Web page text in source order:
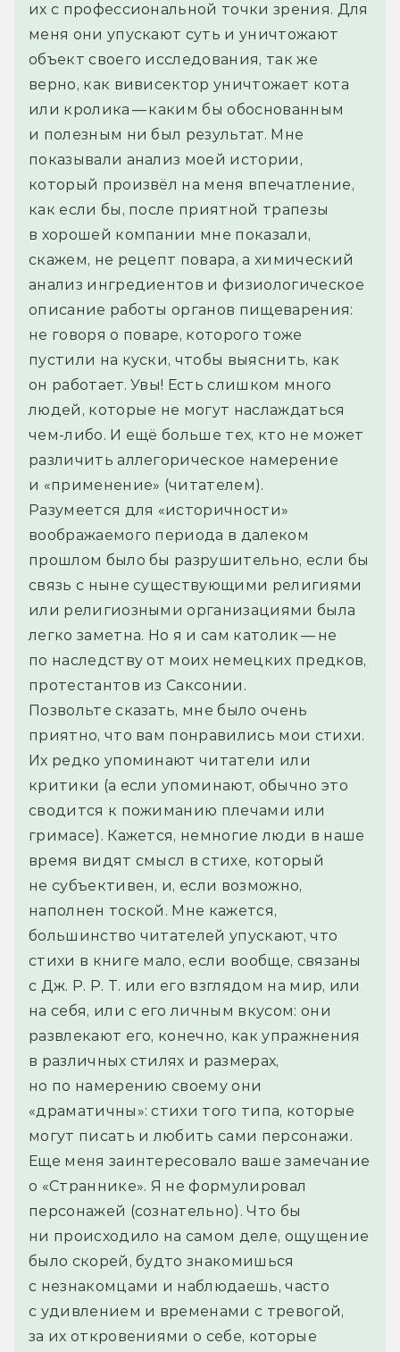
их с профессиональной точки зрения. Для
меня они упускают суть и уничтожают
объект своего исследования, так же
верно, как вивисектор уничтожает кота
или кролика — каким бы обоснованным
и полезным ни был результат. Мне
показывали анализ моей истории,
который произвёл на меня впечатление,
как если бы, после приятной трапезы
в хорошей компании мне показали,
скажем, не рецепт повара, а химический
анализ ингредиентов и физиологическое
описание работы органов пищеварения:
не говоря о поваре, которого тоже
пустили на куски, чтобы выяснить, как
он работает. Увы! Есть слишком много
людей, которые не могут наслаждаться
чем-либо. И ещё больше тех, кто не может
различить аллегорическое намерение
и «применение» (читателем).
Разумеется для «историчности»
воображаемого периода в далеком
прошлом было бы разрушительно, если бы
связь с ныне существующими религиями
или религиозными организациями была
легко заметна. Но я и сам католик — не
по наследству от моих немецких предков,
протестантов из Саксонии.
Позвольте сказать, мне было очень
приятно, что вам понравились мои стихи.
Их редко упоминают читатели или
критики (а если упоминают, обычно это
сводится к пожиманию плечами или
гримасе). Кажется, немногие люди в наше
время видят смысл в стихе, который
не субъективен, и, если возможно,
наполнен тоской. Мне кажется,
большинство читателей упускают, что
стихи в книге мало, если вообще, связаны
с Дж. Р. Р. Т. или его взглядом на мир, или
на себя, или с его личным вкусом: они
развлекают его, конечно, как упражнения
в различных стилях и размерах,
но по намерению своему они
«драматичны»: стихи того типа, которые
могут писать и любить сами персонажи.
Еще меня заинтересовало ваше замечание
о «Страннике». Я не формулировал
персонажей (сознательно). Что бы
ни происходило на самом деле, ощущение
было скорей, будто знакомишься
с незнакомцами и наблюдаешь, часто
с удивлением и временами с тревогой,
за их откровениями о себе, которые